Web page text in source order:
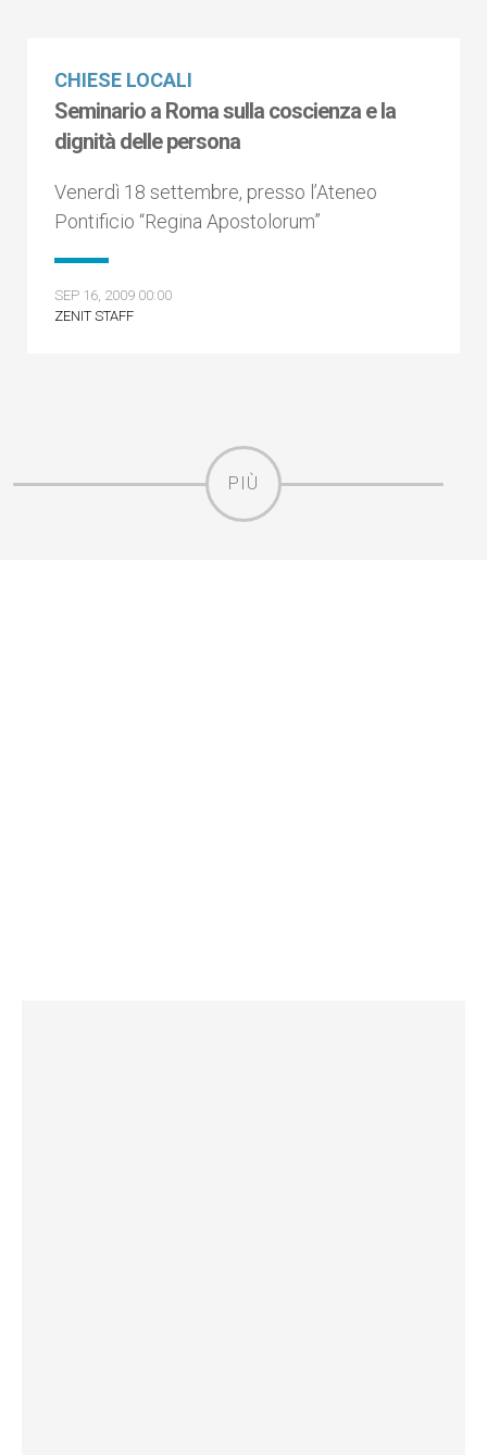
CHIESE LOCALI
Seminario a Roma sulla coscienza e la
dignità delle persona
Venerdì 18 settembre, presso l’Ateneo
Pontificio “Regina Apostolorum”
SEP 16, 2009 00:00
ZENIT STAFF
PIÙ